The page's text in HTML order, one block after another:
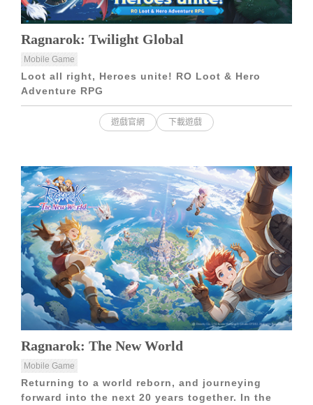
Ragnarok: Twilight Global
Mobile Game
Loot all right, Heroes unite! RO Loot & Hero
Adventure RPG
遊戲官網 下載遊戲
Ragnarok: The New World
Mobile Game
Returning to a world reborn, and journeying
forward into the next 20 years together. In the